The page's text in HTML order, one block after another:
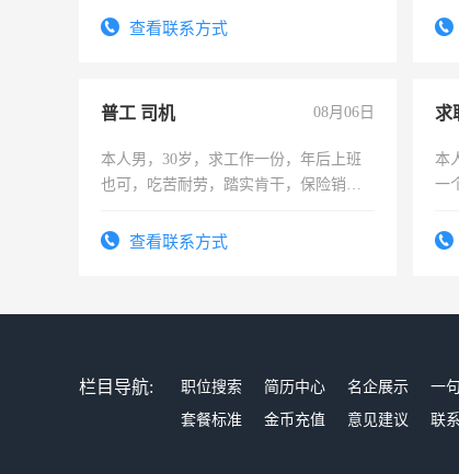
查看联系方式
普工 司机 08月06日
本人男，30岁，求工作一份，年后上班
也可，吃苦耐劳，踏实肯干，保险销售
查看联系方式
求
本
一
栏目导航: 职位搜索 简历中心 名企展示 一
套餐标准
金币充值 意见建议 联